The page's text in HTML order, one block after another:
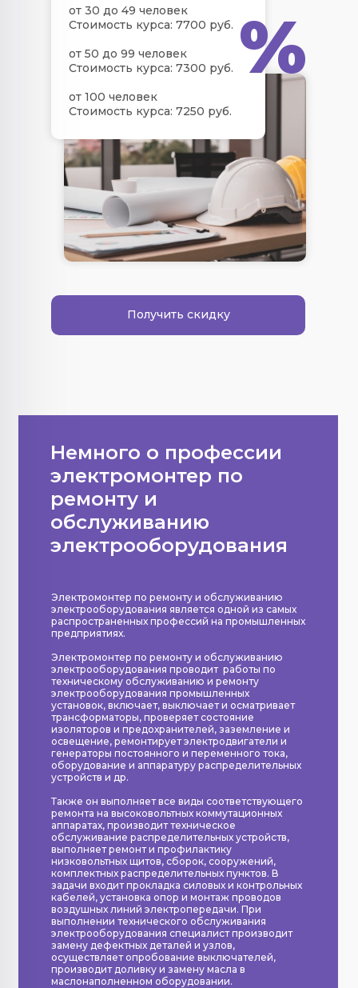
от 30 до 49 человек
Стоимость курса: 7700 руб.
от 50 до 99 человек
Стоимость курса: 7300 руб.
от 100 человек
Стоимость курса: 7250 руб.
Получить скидку
%
Немного о профессии
электромонтер по
ремонту и
обслуживанию
электрооборудования
Электромонтер по ремонту и обслуживанию
электрооборудования является одной из самых
распространенных профессий на промышленных
предприятиях.
Электромонтер по ремонту и обслуживанию
электрооборудования проводит работы по
техническому обслуживанию и ремонту
электрооборудования промышленных
установок, включает, выключает и осматривает
трансформаторы, проверяет состояние
изоляторов и предохранителей, заземление и
освещение, ремонтирует электродвигатели и
генераторы постоянного и переменного тока,
оборудование и аппаратуру распределительных
устройств и др.
Также он выполняет все виды соответствующего
ремонта на высоковольтных коммутационных
аппаратах, производит техническое
обслуживание распределительных устройств,
выполняет ремонт и профилактику
низковольтных щитов, сборок, сооружений,
комплектных распределительных пунктов. В
задачи входит прокладка силовых и контрольных
кабелей, установка опор и монтаж проводов
воздушных линий электропередачи. При
выполнении технического обслуживания
электрооборудования специалист производит
замену дефектных деталей и узлов,
осуществляет опробование выключателей,
производит доливку и замену масла в
маслонаполненном оборудовании.